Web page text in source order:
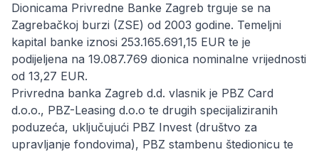
Dionicama Privredne Banke Zagreb trguje se na
Zagrebačkoj burzi (ZSE) od 2003 godine. Temeljni
kapital banke iznosi 253.165.691,15 EUR te je
podijeljena na 19.087.769 dionica nominalne vrijednosti
od 13,27 EUR.
Privredna banka Zagreb d.d. vlasnik je PBZ Card
d.o.o., PBZ-Leasing d.o.o te drugih specijaliziranih
poduzeća, uključujući PBZ Invest (društvo za
upravljanje fondovima), PBZ stambenu štedionicu te